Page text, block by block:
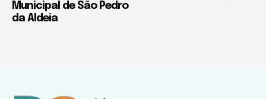
Municipal de São Pedro
da Aldeia